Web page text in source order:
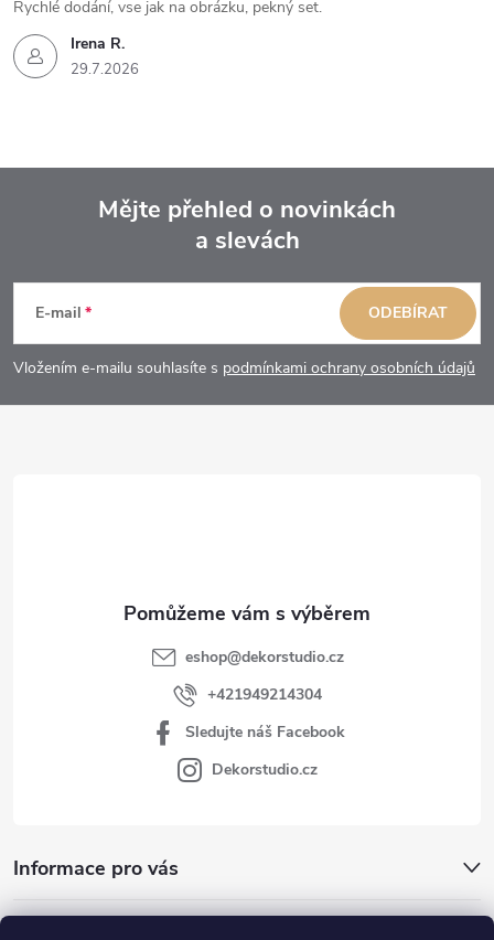
Irena R.
29.7.2026
Rychlé dodání, vse jak na obrázku, pekný set.
p
a
Mějte přehled o novinkách
a slevách
E-mail
Vložením e-mailu souhlasíte s podmínkami ochrany osobních údajů
ODEBÍRAT
Informace pro vás
eshop@dekorstudio.cz
+421949214304
Sledujte náš Facebook
Dekorstudio.cz